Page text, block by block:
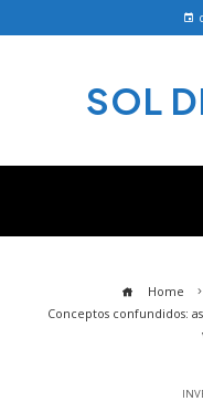
SOL
Home
Conceptos confundidos: